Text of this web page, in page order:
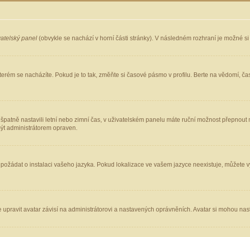
panel (obvykle se nachází v horní části stránky). V následném rozhraní je možné
se nacházíte. Pokud je to tak, změňte si časové pásmo v profilu. Berte na vědomí,
nastavili letní nebo zimní čas, v uživatelském panelu máte ruční možnost přepnout
administrátorem opraven.
o instalaci vašeho jazyka. Pokud lokalizace ve vašem jazyce neexistuje, můžete
avatar závisí na administrátorovi a nastavených oprávněních. Avatar si mohou